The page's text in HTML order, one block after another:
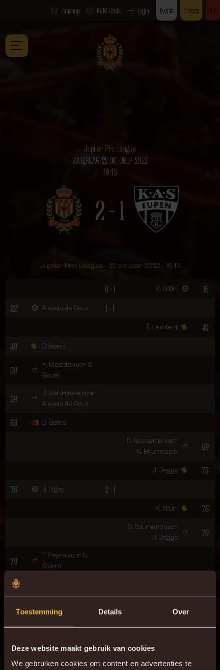
Toestemming Details Over
Deze website maakt gebruik van cookies
We gebruiken cookies om content en advertenties te
Fanshop KVM Deals Login Events Tickets VIP
Jupiler Pro League
ZATERDAG 22 OKTOBER 2022
18:15
2 - 1
Jupiler Pro League - 22 oktober 2022 - 18:15
0 - 1 16'
K. N’Dri
22' Alessio da Cruz
1 - 1
40'
B. Lambert
49' D. Bates
59'
Y. Malede voor S.
Gouet
59'
J. Van Hecke voor
Alessio da Cruz
63' D. Bates
69'
D. Gassama voor
N. Bitumazala
75'
J. Jeggo
76' J. Ngoy
2 - 1
78'
K. N’Dri
79'
S. Soumano voor
J. Jeggo
79'
T. Peyre voor N.
Storm
84'
Hairemans
90+5' R. Schoofs